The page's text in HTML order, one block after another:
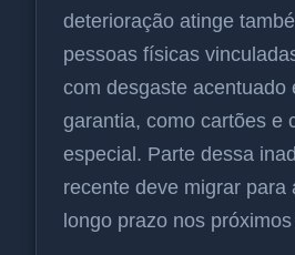
deterioração atinge
pessoas físicas
com desgaste acentuado
garantia, como cartões e
especial. Parte dessa
recente deve migrar para
longo prazo nos